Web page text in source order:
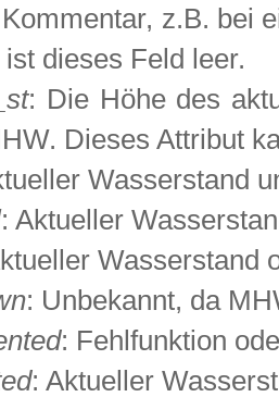
z.B. bei
dieses Feld leer.
: Die Höhe des
Dieses Attribut
Wasserstand
: Aktueller
Wasserstand
: Unbekannt, da
: Fehlfunktion
: Aktueller